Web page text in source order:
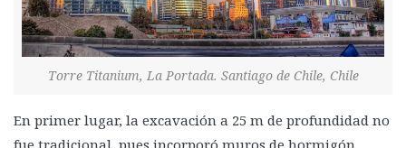
Torre Titanium, La Portada. Santiago de Chile, Chile
En primer lugar, la excavación a 25 m de profundidad no